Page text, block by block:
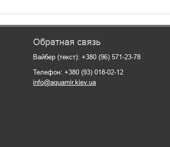
Обратная связь
Вайбер (текст): +380 (96) 571-23-78
Телефон: +380 (93) 018-02-12
info@aquamir.kiev.ua